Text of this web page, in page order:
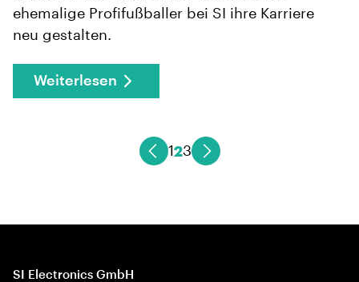
ehemalige Profifußballer bei SI ihre Karriere
neu gestalten.
Weiterlesen
123
SI Electronics GmbH